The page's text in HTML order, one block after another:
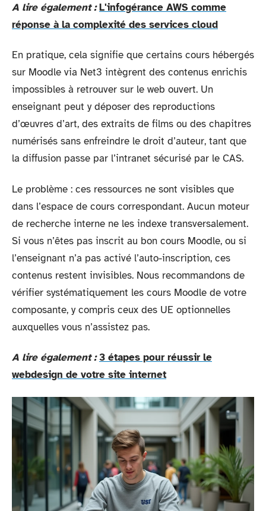
A lire également : L'infogérance AWS comme
réponse à la complexité des services cloud
En pratique, cela signifie que certains cours hébergés
sur Moodle via Net3 intègrent des contenus enrichis
impossibles à retrouver sur le web ouvert. Un
enseignant peut y déposer des reproductions
d’œuvres d’art, des extraits de films ou des chapitres
numérisés sans enfreindre le droit d’auteur, tant que
la diffusion passe par l’intranet sécurisé par le CAS.
Le problème : ces ressources ne sont visibles que
dans l’espace de cours correspondant. Aucun moteur
de recherche interne ne les indexe transversalement.
Si vous n’êtes pas inscrit au bon cours Moodle, ou si
l’enseignant n’a pas activé l’auto-inscription, ces
contenus restent invisibles. Nous recommandons de
vérifier systématiquement les cours Moodle de votre
composante, y compris ceux des UE optionnelles
auxquelles vous n’assistez pas.
A lire également : 3 étapes pour réussir le
webdesign de votre site internet